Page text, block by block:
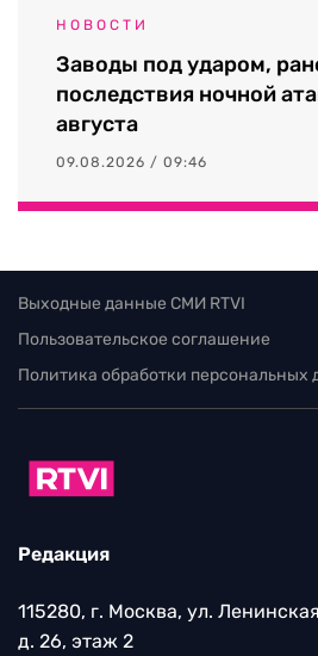
НОВОСТИ
Заводы под ударом,
последствия ночной
августа
09.08.2026 / 09:46
Выходные данные СМИ RTVI
Пользовательское соглашение
Политика обработки персональных
Редакция
115280, г. Москва, ул.
д. 26, этаж 2